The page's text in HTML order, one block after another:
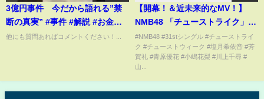
3億円事件 今だから語れる”禁
断の真実” #事件 #解説 #お金
#shorts
他にも質問あればコメントください！...
【開幕！＆近未来的なMV！】
NMB48 「チューストライク」
発売記念 「チューストウィー
ク」 本日開幕！！開幕宣言＆MV
の感想を語ります！
#NMB48 #31stシングル #チューストライ
ク #チューストウィーク #塩月希依音 #芳
賀礼 #青原優花 #小嶋花梨 #川上千尋 #
山...